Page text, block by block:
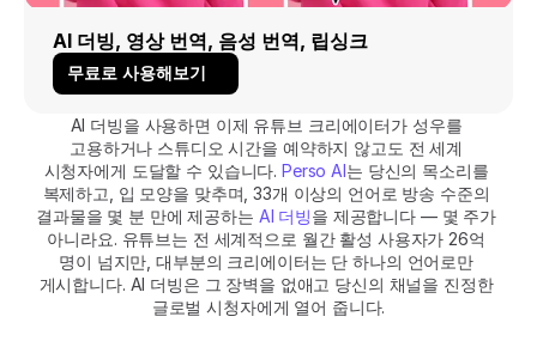
AI 더빙, 영상 번역, 음성 번역, 립싱크
무료로 사용해보기
AI 더빙을 사용하면 이제 유튜브 크리에이터가 성우를
고용하거나 스튜디오 시간을 예약하지 않고도 전 세계
시청자에게 도달할 수 있습니다. Perso AI는 당신의 목소리를
복제하고, 입 모양을 맞추며, 33개 이상의 언어로 방송 수준의
결과물을 몇 분 만에 제공하는 AI 더빙을 제공합니다 — 몇 주가
아니라요. 유튜브는 전 세계적으로 월간 활성 사용자가 26억
명이 넘지만, 대부분의 크리에이터는 단 하나의 언어로만
게시합니다. AI 더빙은 그 장벽을 없애고 당신의 채널을 진정한
글로벌 시청자에게 열어 줍니다.